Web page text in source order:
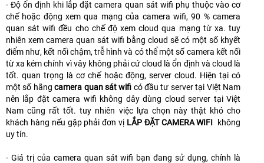
- Độ ổn định khi lắp đặt camera quan sát wifi phụ thuộc vào cơ
chế hoặc động xem qua mạng của camera wifi, 90 % camera
quan sát wifi đều cho chế độ xem cloud qua mạng từ xa. tuy
nhiên xem camera quan sát wifi bằng cloud sẽ có một số khyết
điểm như, kết nối chậm, trễ hình và có thể một số camera kết nối
từ xa kém chính vì vây không phải cứ cloud là ổn định và cloud là
tốt. quan trọng là cơ chế hoặc động, server cloud. Hiện tại có
một số hãngcamera quan sát wifi có đầu tư server tại Việt Nam
nên lắp đặt camera wifi không dây dùng cloud server tại Việt
Nam cũng rất tốt. tuy nhiên việc lựa chọn này thật khó cho
khách hàng nếu gặp phải đơn vị LẮP ĐẶT CAMERA WIFI không
uy tín.
- Giá trị của camera quan sát wifi bạn đang sử dụng, chính là